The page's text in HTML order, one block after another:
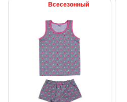
Всесезонный